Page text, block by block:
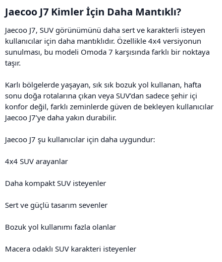
Jaecoo J7 Kimler İçin Daha Mantıklı?​
Jaecoo J7, SUV görünümünü daha sert ve karakterli isteyen
kullanıcılar için daha mantıklıdır. Özellikle 4x4 versiyonun
sunulması, bu modeli Omoda 7 karşısında farklı bir noktaya
taşır.
Karlı bölgelerde yaşayan, sık sık bozuk yol kullanan, hafta
sonu doğa rotalarına çıkan veya SUV’dan sadece şehir içi
konfor değil, farklı zeminlerde güven de bekleyen kullanıcılar
Jaecoo J7’ye daha yakın durabilir.
Jaecoo J7 şu kullanıcılar için daha uygundur:
4x4 SUV arayanlar
Daha kompakt SUV isteyenler
Sert ve güçlü tasarım sevenler
Bozuk yol kullanımı fazla olanlar
Macera odaklı SUV karakteri isteyenler